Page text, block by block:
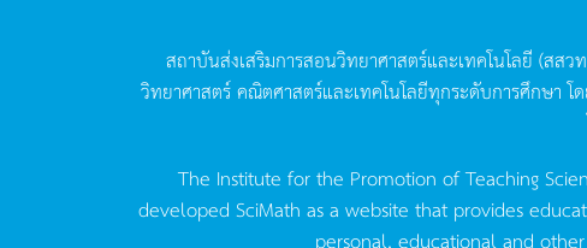
สถาบันส่งเสริมการสอนวิทยาศาสตร์และเทคโนโลยี (สสวท
วิทยาศาสตร์คณิตศาสตร์และเทคโนโลยีทุกระดับการศึกษา โ
The Institute for the Promotion of Teaching
developed SciMath as a website that provides
personal, educational and